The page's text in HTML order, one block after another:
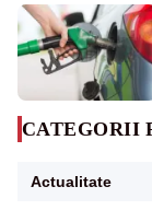
CATEGORII
Actualitate